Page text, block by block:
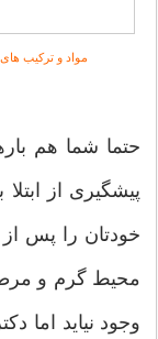
مواد و ترکیب
حتما شما هم
پیشگیری از
خودتان را پس
محیط گرم و
وجود نیاید اما